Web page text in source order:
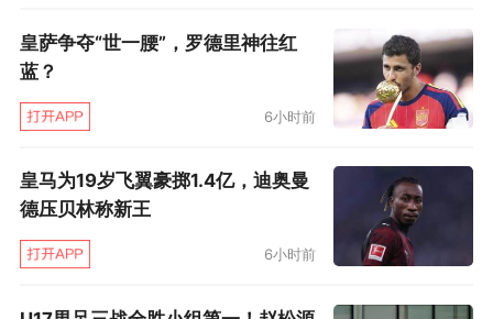
涯首冠的对手。
或许对于德约来说，他并不需要这第100个冠军
他的职业生涯显得更加伟大而圆满。尤其是在
BIG4中的其他三位相继退役之后，德约的坚持会
让人更加怀念铸就男子网球走向鼎盛的那个年
皇萨争夺“世一腰”，罗德里神往红
蓝？
6小时前
皇马为19岁飞翼豪掷1.4亿，迪奥曼
德压贝林称新王
6小时前